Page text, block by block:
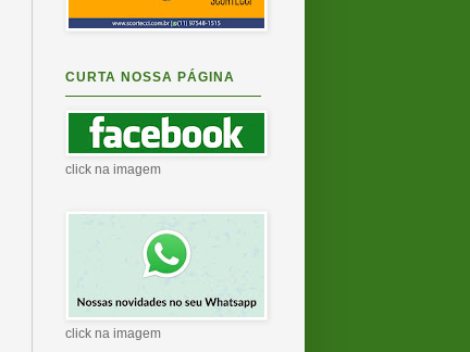
CURTA NOSSA PÁGINA
click na imagem
click na imagem